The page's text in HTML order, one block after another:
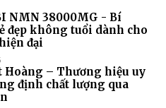
NMN 38000MG - Bí
đẹp không tuổi dành cho
đại
Hoàng – Thương hiệu uy
định chất lượng qua